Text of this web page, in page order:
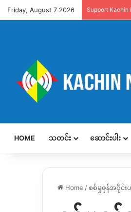
Friday, August 7 2026 Support Kachin
HOME သတင်း ဆောင်းပါး
Home /စစ်မှုဇုန်အဝိုင်း